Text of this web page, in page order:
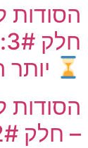
חלק 3#: יותר זמן
הסודות
– חלק 2#